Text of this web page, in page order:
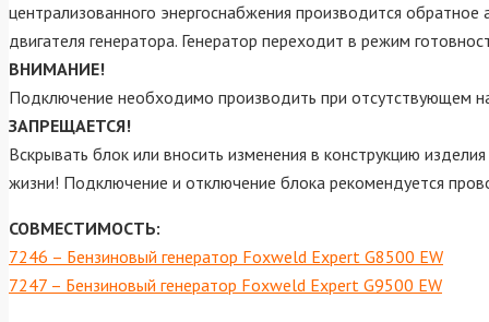
централизованного энергоснабжения производится
двигателя генератора. Генератор переходит в режим
ВНИМАНИЕ!
Подключение необходимо производить при отсутствующем
ЗАПРЕЩАЕТСЯ!
Вскрывать блок или вносить изменения в конструкцию
жизни! Подключение и отключение блока рекомендуется
СОВМЕСТИМОСТЬ:
7246 – Бензиновый генератор Foxweld Expert G8500 EW
7247 – Бензиновый генератор Foxweld Expert G9500 EW